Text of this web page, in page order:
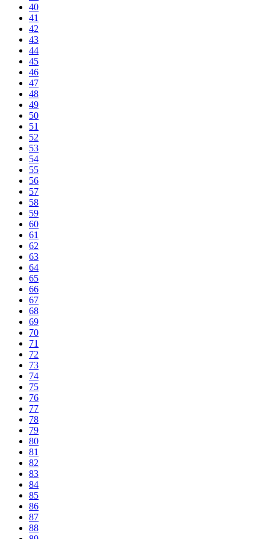
40
41
42
43
44
45
46
47
48
49
50
51
52
53
54
55
56
57
58
59
60
61
62
63
64
65
66
67
68
69
70
71
72
73
74
75
76
77
78
79
80
81
82
83
84
85
86
87
88